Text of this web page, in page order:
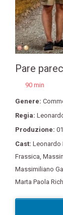
Pare
90 min
Genere:
Regia:
Produzione:
Cast: Leonardo
Frassica,
Massimiliano
Marta Paola